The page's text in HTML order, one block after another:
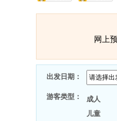
网上
出发日期：
游客类型： 成人
儿童